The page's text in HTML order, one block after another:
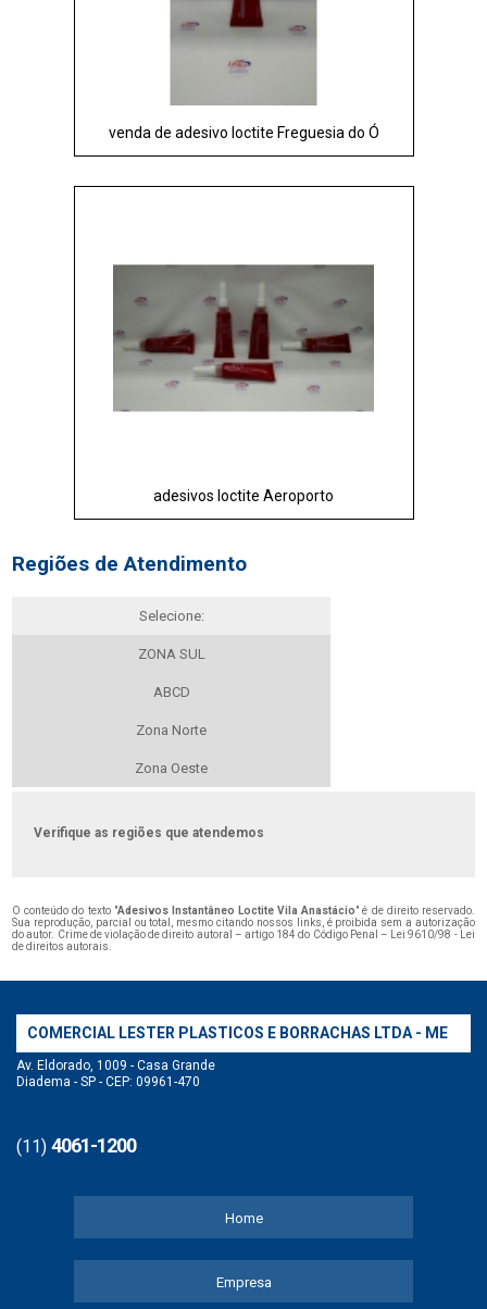
venda de adesivo loctite Freguesia do Ó
adesivos loctite Aeroporto
Regiões de Atendimento
Selecione:
ZONA SUL
ABCD
Zona Norte
Zona Oeste
Verifique as regiões que atendemos
O conteúdo do texto "Adesivos Instantâneo Loctite Vila Anastácio" é de direito reservado.
Sua reprodução, parcial ou total, mesmo citando nossos links, é proibida sem a autorização
do autor. Crime de violação de direito autoral – artigo 184 do Código Penal –
Lei 9610/98 - Lei
de direitos autorais
COMERCIAL LESTER PLASTICOS E BORRACHAS LTDA - ME
Av. Eldorado, 1009 - Casa Grande
Diadema - SP - CEP: 09961-470
(11) 4061-1200
Home
Empresa